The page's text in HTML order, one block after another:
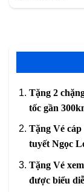
Tặng 2
tốc gần
Tặng Vé
tuyết Ngọc
Tặng Vé
được biểu